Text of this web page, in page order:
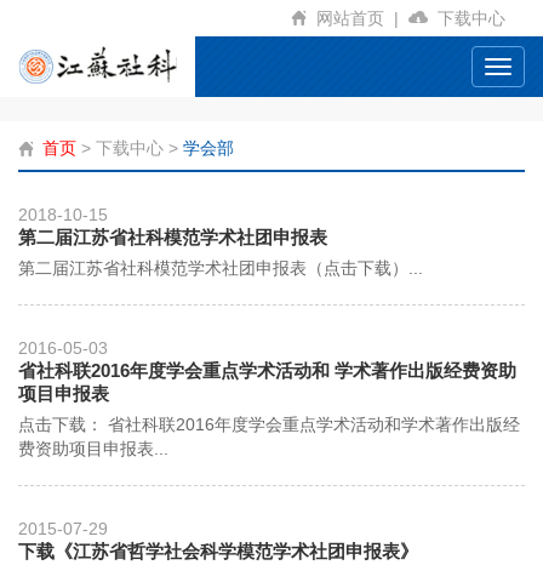
网站首页 | 下载中心
首页 > 下载中心 > 学会部
2018-10-15
第二届江苏省社科模范学术社团申报表
第二届江苏省社科模范学术社团申报表（点击下载）...
2016-05-03
省社科联2016年度学会重点学术活动和 学术著作出版经费资助
项目申报表
点击下载： 省社科联2016年度学会重点学术活动和学术著作出版经
费资助项目申报表...
2015-07-29
下载《江苏省哲学社会科学模范学术社团申报表》